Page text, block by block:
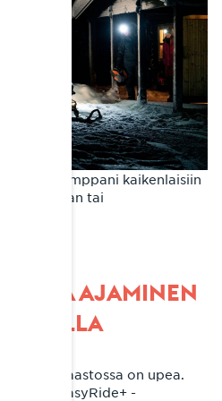
kumppani kaikenlaisiin
aikaan tai
AJAMINEN
maastossa on upea.
EasyRide+ -